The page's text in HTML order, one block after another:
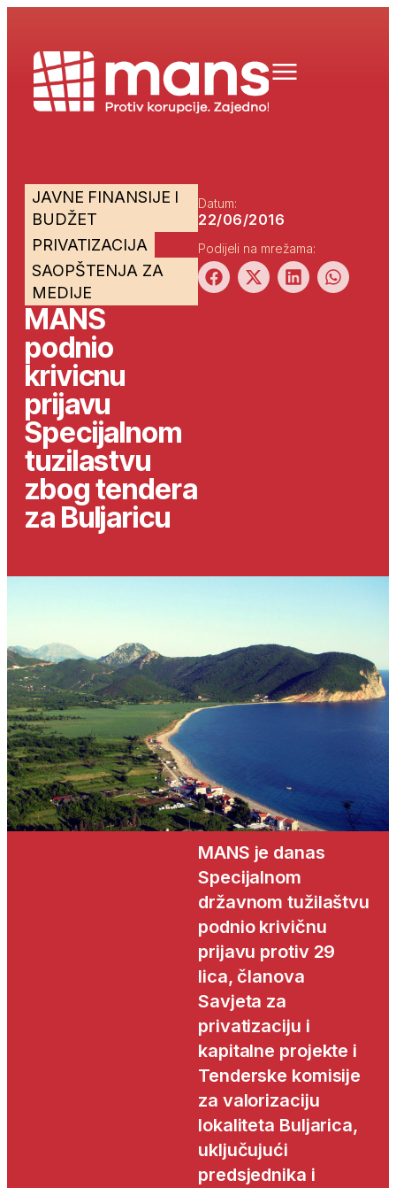
JAVNE FINANSIJE I
BUDŽET
PRIVATIZACIJA
SAOPŠTENJA ZA
MEDIJE
MANS
podnio
krivicnu
prijavu
Specijalnom
tuzilastvu
zbog tendera
za Buljaricu
Datum:
22/06/2016
Podijeli na mrežama:
MANS je danas
Specijalnom
državnom tužilaštvu
podnio krivičnu
prijavu protiv 29
lica, članova
Savjeta za
privatizaciju i
kapitalne projekte i
Tenderske komisije
za valorizaciju
lokaliteta Buljarica,
uključujući
predsjednika i